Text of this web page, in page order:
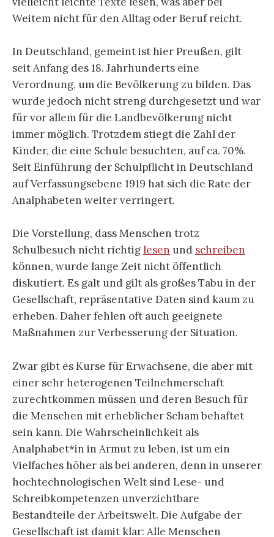
Weitem nicht für den Alltag oder Beruf reicht.
In Deutschland, gemeint ist hier Preußen, gilt
seit Anfang des 18. Jahrhunderts eine
Verordnung, um die Bevölkerung zu bilden. Das
wurde jedoch nicht streng durchgesetzt und war
für vor allem für die Landbevölkerung nicht
immer möglich. Trotzdem stiegt die Zahl der
Kinder, die eine Schule besuchten, auf ca. 70%.
Seit Einführung der Schulpflicht in Deutschland
auf Verfassungsebene 1919 hat sich die Rate der
Analphabeten weiter verringert.
Die Vorstellung, dass Menschen trotz
Schulbesuch nicht richtiglesen und schreiben
können, wurde lange Zeit nicht öffentlich
diskutiert. Es galt und gilt als großes Tabu in der
Gesellschaft, repräsentative Daten sind kaum zu
erheben. Daher fehlen oft auch geeignete
Maßnahmen zur Verbesserung der Situation.
Zwar gibt es Kurse für Erwachsene, die aber mit
einer sehr heterogenen Teilnehmerschaft
zurechtkommen müssen und deren Besuch für
die Menschen mit erheblicher Scham behaftet
sein kann. Die Wahrscheinlichkeit als
Analphabet*in in Armut zu leben, ist um ein
Vielfaches höher als bei anderen, denn in unserer
hochtechnologischen Welt sind Lese- und
Schreibkompetenzen unverzichtbare
Bestandteile der Arbeitswelt. Die Aufgabe der
Gesellschaft ist damit klar: Alle Menschen